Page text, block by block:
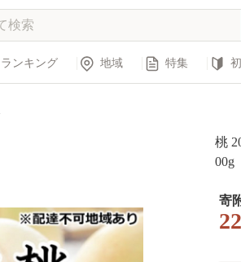
ランキング 地域 特集
桃
00g
ギ
寄